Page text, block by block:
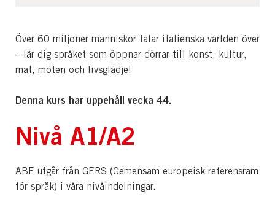
Över 60 miljoner människor talar italienska världen över
– lär dig språket som öppnar dörrar till konst, kultur,
mat, möten och livsglädje!
Denna kurs har uppehåll vecka 44.
Nivå A1/A2
ABF utgår från GERS (Gemensam europeisk referensram
för språk) i våra nivåindelningar.